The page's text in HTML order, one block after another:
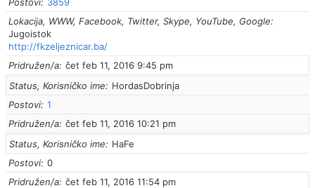
Lokacija, WWW, Facebook, Twitter, Skype, YouTube, Google
Jugoistok
http://fkzeljeznicar.ba/
Pridružen/a čet feb 11, 2016 9:45 pm
Status, Korisničko ime
HordasDobrinja
Postovi 1
Pridružen/a čet feb 11, 2016 10:21 pm
Status, Korisničko ime
HaFe
Postovi 0
Pridružen/a čet feb 11, 2016 11:54 pm